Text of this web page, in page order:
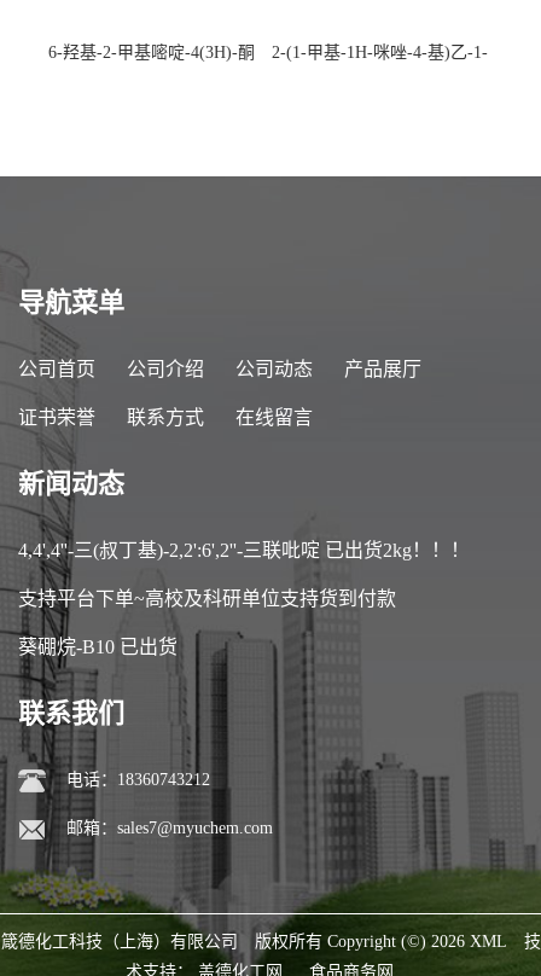
6-羟基-2-甲基嘧啶-4(3H)-酮
2-(1-甲基-1H-咪唑-4-基)乙-1-
导航菜单
公司首页 公司介绍 公司动态 产品展厅
证书荣誉 联系方式 在线留言
新闻动态
4,4',4''-三(叔丁基)-2,2':6',2''-三联吡啶 已出货2kg！！！
支持平台下单~高校及科研单位支持货到付款
葵硼烷-B10 已出货
联系我们
电话：18360743212
邮箱： sales7@myuchem.com
箴德化工科技（上海）有限公司 版权所有 Copyright (©) 2026 XML
技
术支持： 盖德化工网 食品商务网